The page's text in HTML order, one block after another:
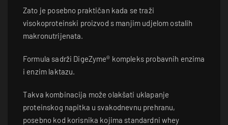
Zato je posebno praktičan kada se traži
visokoproteinski proizvod s manjim udjelom ostalih
makronutrijenata.
Formula sadrži DigeZyme® kompleks probavnih enzima
i enzim laktazu.
Takva kombinacija može olakšati uklapanje
proteinskog napitka u svakodnevnu prehranu,
posebno kod korisnika kojima standardni whey